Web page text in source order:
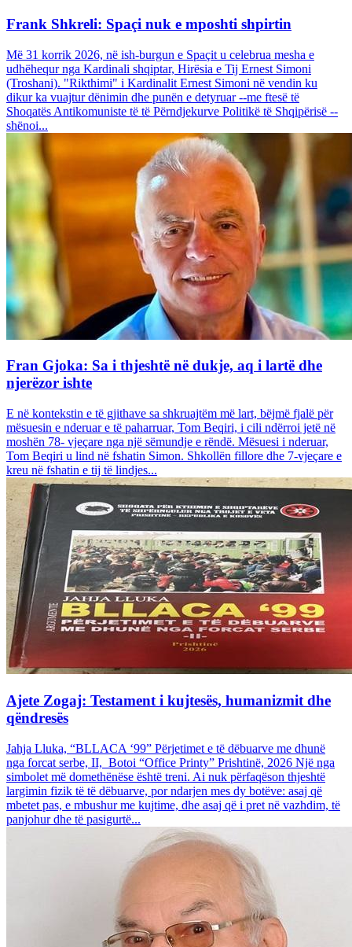
Frank Shkreli: Spaçi nuk e mposhti shpirtin
Më 31 korrik 2026, në ish-burgun e Spaçit u celebrua mesha e
udhëhequr nga Kardinali shqiptar, Hirësia e Tij Ernest Simoni
(Troshani). "Rikthimi" i Kardinalit Ernest Simoni në vendin ku
dikur ka vuajtur dënimin dhe punën e detyruar --me ftesë të
Shoqatës Antikomuniste të të Përndjekurve Politikë të Shqipërisë --
shënoi...
Fran Gjoka: Sa i thjeshtë në dukje, aq i lartë dhe
njerëzor ishte
E në kontekstin e të gjithave sa shkruajtëm më lart, bëjmë fjalë për
mësuesin e nderuar e të paharruar, Tom Beqiri, i cili ndërroi jetë në
moshën 78- vjeçare nga një sëmundje e rëndë. Mësuesi i nderuar,
Tom Beqiri u lind në fshatin Simon. Shkollën fillore dhe 7-vjeçare e
kreu në fshatin e tij të lindjes...
Ajete Zogaj: Testament i kujtesës, humanizmit dhe
qëndresës
Jahja Lluka, “BLLACA ‘99” Përjetimet e të dëbuarve me dhunë
nga forcat serbe, II, Botoi “Office Printy” Prishtinë, 2026 Një nga
simbolet më domethënëse është treni. Ai nuk përfaqëson thjeshtë
largimin fizik të të dëbuarve, por ndarjen mes dy botëve: asaj që
mbetet pas, e mbushur me kujtime, dhe asaj që i pret në vazhdim, të
panjohur dhe të pasigurtë...